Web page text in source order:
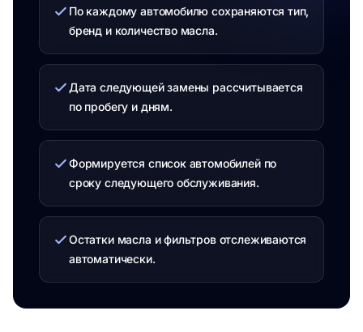
По каждому автомобилю сохраняются тип,
бренд и количество масла.
Дата следующей замены рассчитывается
по пробегу и дням.
Формируется список автомобилей по
сроку следующего обслуживания.
Остатки масла и фильтров отслеживаются
автоматически.